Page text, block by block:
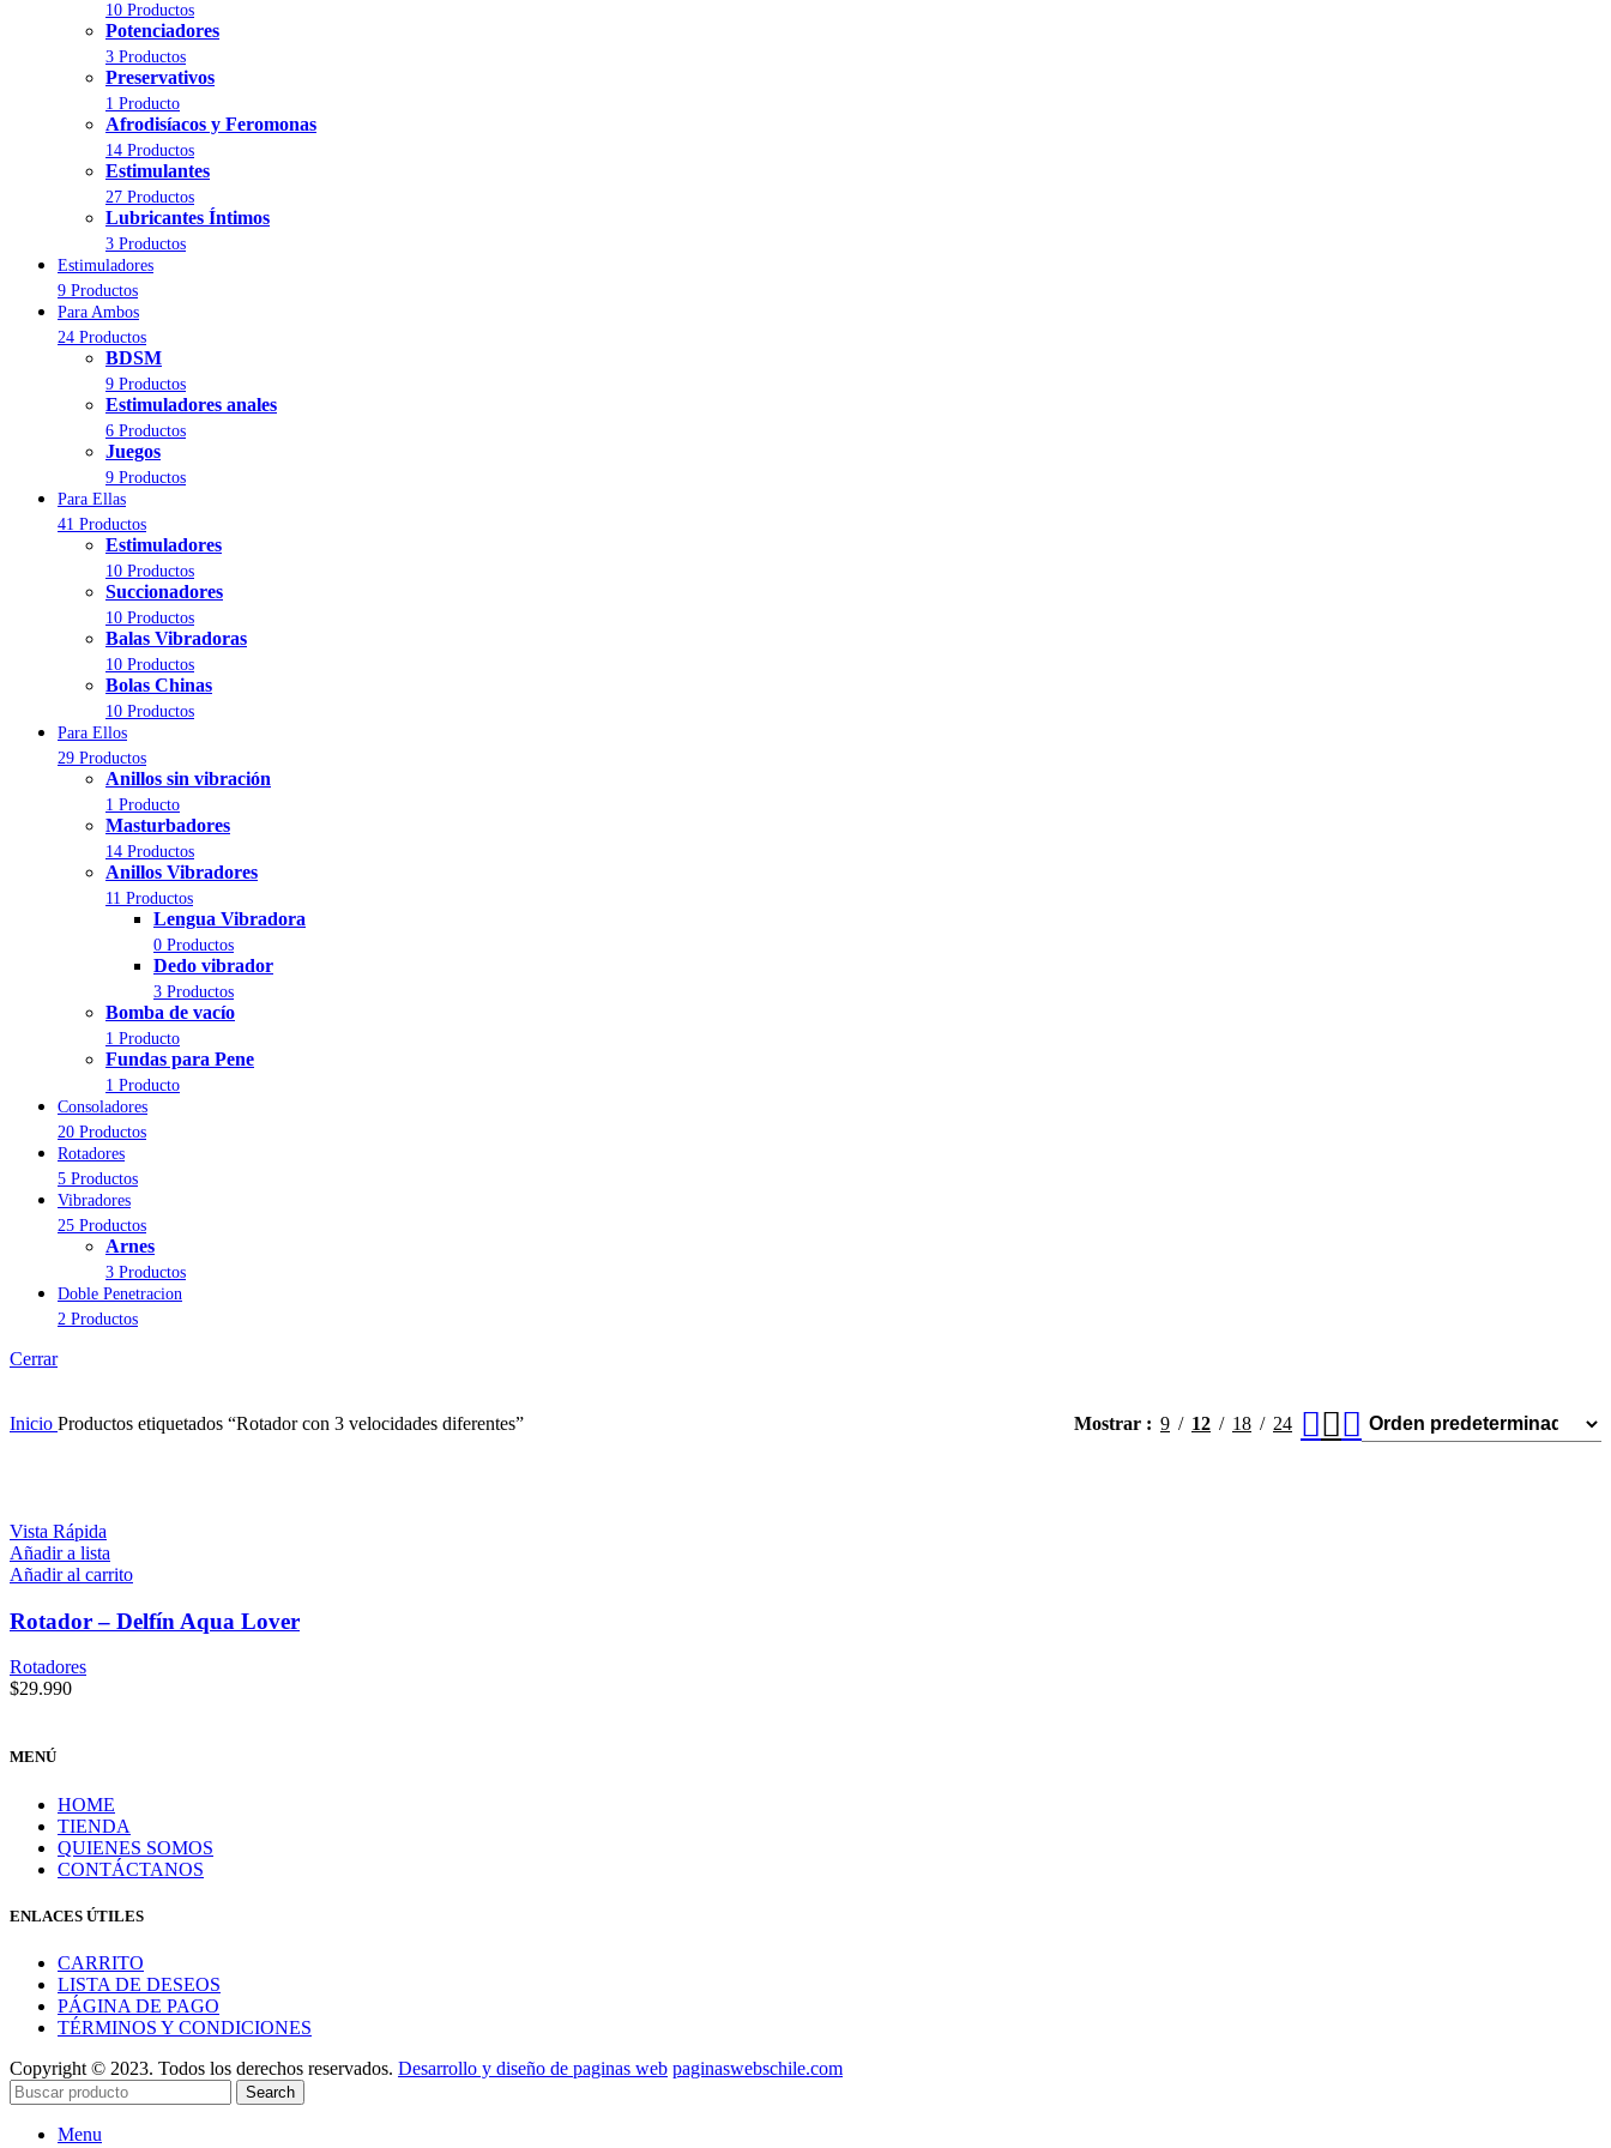
10 Productos
Potenciadores
3 Productos
Preservativos
1 Producto
Afrodisíacos y Feromonas
14 Productos
Estimulantes
27 Productos
Lubricantes Íntimos
3 Productos
Estimuladores
9 Productos
Para Ambos
24 Productos
BDSM
9 Productos
Estimuladores anales
6 Productos
Juegos
9 Productos
Para Ellas
41 Productos
Estimuladores
10 Productos
Succionadores
10 Productos
Balas Vibradoras
10 Productos
Bolas Chinas
10 Productos
Para Ellos
29 Productos
Anillos sin vibración
1 Producto
Masturbadores
14 Productos
Anillos Vibradores
11 Productos
Lengua Vibradora
0 Productos
Dedo vibrador
3 Productos
Bomba de vacío
1 Producto
Fundas para Pene
1 Producto
Consoladores
20 Productos
Rotadores
5 Productos
Vibradores
25 Productos
Arnes
3 Productos
Doble Penetracion
2 Productos
Cerrar
Inicio Productos etiquetados “Rotador con 3 velocidades diferentes” Mostrar 9 12 18 24
Vista Rápida
Añadir a lista
Añadir al carrito
Rotador – Delfín Aqua Lover
Rotadores
$29.990
MENÚ
HOME
TIENDA
QUIENES SOMOS
CONTÁCTANOS
ENLACES ÚTILES
CARRITO
LISTA DE DESEOS
PÁGINA DE PAGO
TÉRMINOS Y CONDICIONES
Copyright © 2023. Todos los derechos reservados. Desarrollo y diseño de paginas web paginaswebschile.com
Search
Menu